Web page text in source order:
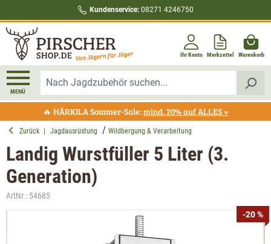
Kundenservice: 08271 4246750
Ihr Konto Merkzettel Warenkorb
MENÜ
🔥 HÄRKILA Sommer-Sale:mind. 20% auf ALLES »
Zurück Jagdausrüstung Wildbergung & Verarbeitung
Landig Wurstfüller 5 Liter (3.
Generation)
ArtNr.: 54685
-20 %